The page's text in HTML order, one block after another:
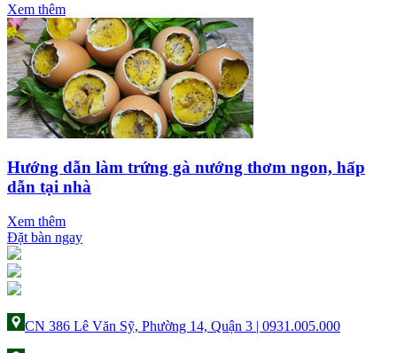
Xem thêm
Hướng dẫn làm trứng gà nướng thơm ngon, hấp
dẫn tại nhà
Xem thêm
Đặt bàn ngay
CN 386 Lê Văn Sỹ, Phường 14, Quận 3 | 0931.005.000